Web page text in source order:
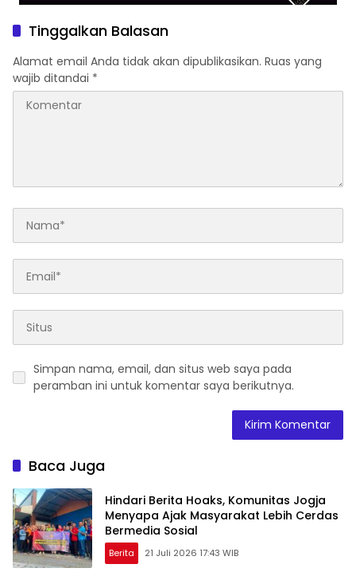
Tinggalkan Balasan
Alamat email Anda tidak akan dipublikasikan. Ruas yang
wajib ditandai *
Simpan nama, email, dan situs web saya pada
peramban ini untuk komentar saya berikutnya.
Baca Juga
Hindari Berita Hoaks, Komunitas Jogja
Menyapa Ajak Masyarakat Lebih Cerdas
Bermedia Sosial
Berita 21 Juli 2026 17:43 WIB